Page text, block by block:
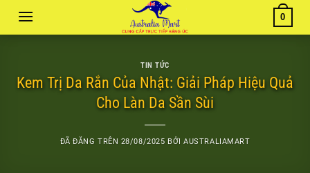
0
TIN TỨC
Kem Trị Da Rắn Của Nhật: Giải Pháp Hiệu Quả
Cho Làn Da Sần Sùi
ĐÃ ĐĂNG TRÊN 28/08/2025 BỞIAUSTRALIAMART